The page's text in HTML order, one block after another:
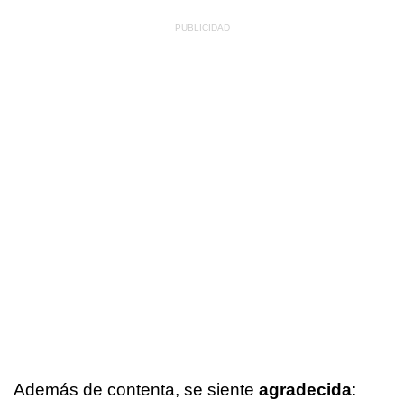
Además de contenta, se siente agradecida: